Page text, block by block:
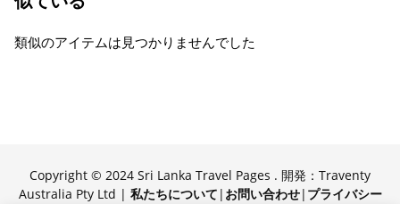
類似のアイテムは見つかりませんでした
Copyright © 2024 Sri Lanka Travel Pages . 開発：Traventy
Australia Pty Ltd | 私たちについて | お問い合わせ| プライバシー